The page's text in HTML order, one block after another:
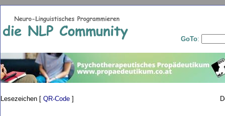
GoTo:
Lesezeichen [ QR-Code ]